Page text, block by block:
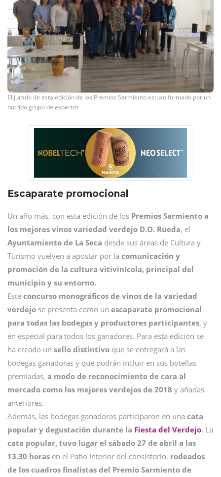
El jurado de esta edición de los Premios Sarmiento estuvo formado por un
nutrido grupo de expertos
Escaparate promocional
Un año más, con esta edición de los Premios Sarmiento a
los mejores vinos variedad verdejo D.O. Rueda, el
Ayuntamiento de La Seca desde sus áreas de Cultura y
Turismo vuelven a apostar por la comunicación y
promoción de la cultura vitivinícola, principal del
municipio y su entorno.
Este concurso monográficos de vinos de la variedad
verdejo se presenta como un escaparate promocional
para todas las bodegas y productores participantes, y
en especial para todos los ganadores. Para esta edición se
ha creado un sello distintivo que se entregará a las
bodegas ganadoras y que podrán incluir en sus botellas
premiadas, a modo de reconocimiento de cara al
mercado como los mejores verdejos de 2018 y añadas
anteriores.
Además, las bodegas ganadoras participaron en una cata
popular y degustación durante la Fiesta del Verdejo. La
cata popular, tuvo lugar el sábado 27 de abril a las
13.30 horas en el Patio Interior del consistorio, rodeados
de los cuadros finalistas del Premio Sarmiento de